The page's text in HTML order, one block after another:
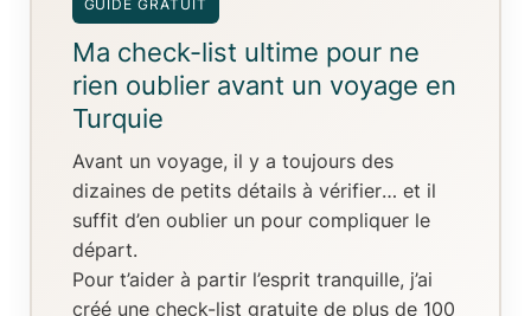
GUIDE GRATUIT
Ma check-list ultime pour ne
rien oublier avant un voyage en
Turquie
Avant un voyage, il y a toujours des
dizaines de petits détails à vérifier… et il
suffit d’en oublier un pour compliquer le
départ.
Pour t’aider à partir l’esprit tranquille, j’ai
créé une check-list gratuite de plus de 100